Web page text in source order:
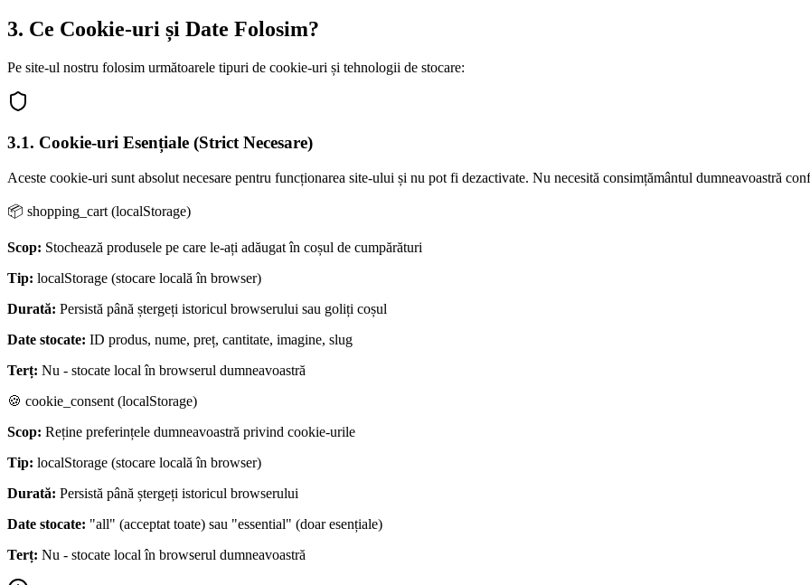
3. Ce Cookie-uri și Date Folosim?
Pe site-ul nostru folosim următoarele tipuri de cookie-uri și tehnologii de stocare:
3.1. Cookie-uri Esențiale (Strict Necesare)
Aceste cookie-uri sunt absolut necesare pentru funcționarea site-ului și nu pot fi dezactivate. Nu necesită consimțământul dumneavoastră
📦 shopping_cart (localStorage)
Scop: Stochează produsele pe care le-ați adăugat în coșul de cumpărături
Tip: localStorage (stocare locală în browser)
Durată: Persistă până ștergeți istoricul browserului sau goliți coșul
Date stocate: ID produs, nume, preț, cantitate, imagine, slug
Terț: Nu - stocate local în browserul dumneavoastră
🍪 cookie_consent (localStorage)
Scop: Reține preferințele dumneavoastră privind cookie-urile
Tip: localStorage (stocare locală în browser)
Durată: Persistă până ștergeți istoricul browserului
Date stocate: "all" (acceptat toate) sau "essential" (doar esențiale)
Terț: Nu - stocate local în browserul dumneavoastră